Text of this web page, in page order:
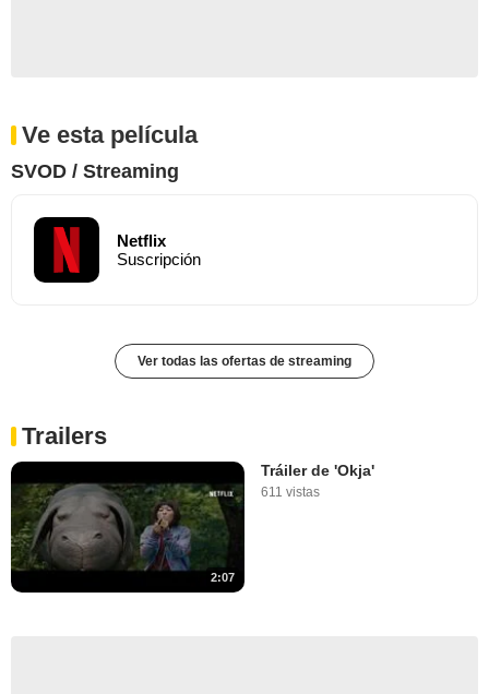
Ve esta película
SVOD / Streaming
Netflix
Suscripción
Ver todas las ofertas de streaming
Trailers
2:07
Tráiler de 'Okja'
611 vistas